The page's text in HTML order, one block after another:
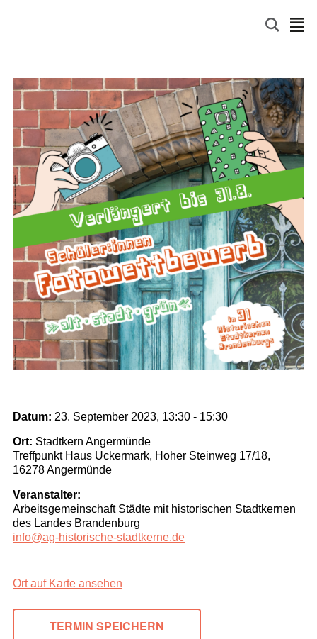
Datum: 23. September 2023, 13:30 - 15:30
Ort: Stadtkern Angermünde
Treffpunkt Haus Uckermark, Hoher Steinweg 17/18,
16278 Angermünde
Veranstalter:
Arbeitsgemeinschaft Städte mit historischen Stadtkernen
des Landes Brandenburg
info@ag-historische-stadtkerne.de